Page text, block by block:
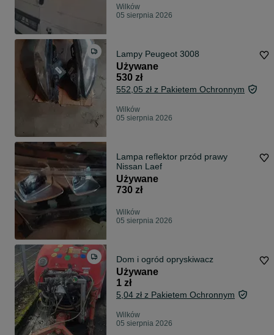
Wilków
05 sierpnia 2026
Lampy Peugeot 3008
Używane
530 zł
552,05 zł z Pakietem Ochronnym
Wilków
05 sierpnia 2026
Lampa reflektor przód prawy
Nissan Laef
Używane
730 zł
Wilków
05 sierpnia 2026
Dom i ogród opryskiwacz
Używane
1 zł
5,04 zł z Pakietem Ochronnym
Wilków
05 sierpnia 2026